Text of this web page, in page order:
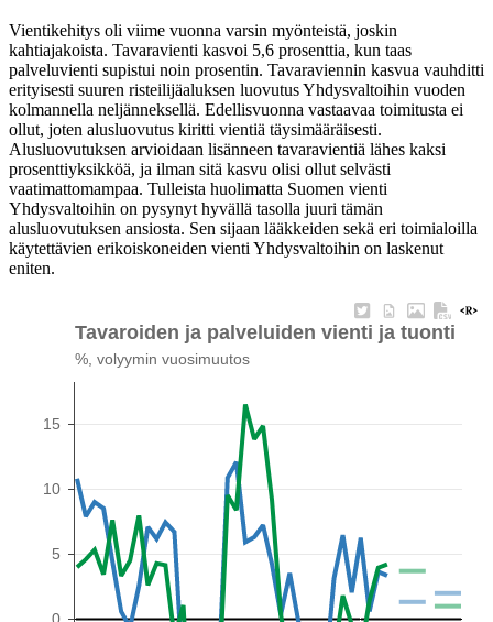
Vientikehitys oli viime vuonna varsin myönteistä, joskin
kahtiajakoista. Tavaravienti kasvoi 5,6 prosenttia, kun taas
palveluvienti supistui noin prosentin. Tavaraviennin kasvua vauhditti
erityisesti suuren risteilijäaluksen luovutus Yhdysvaltoihin vuoden
kolmannella neljänneksellä. Edellisvuonna vastaavaa toimitusta ei
ollut, joten alusluovutus kiritti vientiä täysimääräisesti.
Alusluovutuksen arvioidaan lisänneen tavaravientiä lähes kaksi
prosenttiyksikköä, ja ilman sitä kasvu olisi ollut selvästi
vaatimattomampaa. Tulleista huolimatta Suomen vienti
Yhdysvaltoihin on pysynyt hyvällä tasolla juuri tämän
alusluovutuksen ansiosta. Sen sijaan lääkkeiden sekä eri toimialoilla
käytettävien erikoiskoneiden vienti Yhdysvaltoihin on laskenut
eniten.